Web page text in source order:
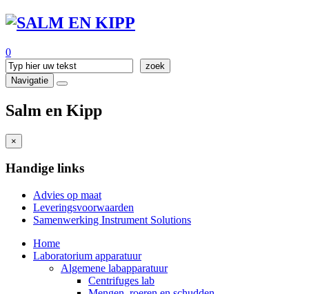
0
Navigatie
Salm en Kipp
×
Handige links
Advies op maat
Leveringsvoorwaarden
Samenwerking Instrument Solutions
Home
Laboratorium apparatuur
Algemene labapparatuur
Centrifuges lab